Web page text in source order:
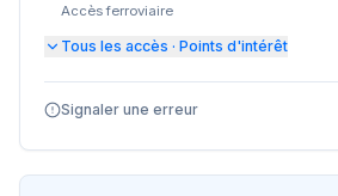
Accès ferroviaire
Tous les accès · Points d'intérêt
Signaler une erreur